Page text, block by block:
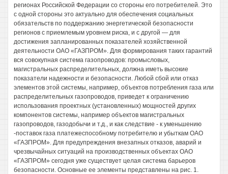
регионах Российской Федерации со стороны его потребителей. Это
с одной стороны это актуально для обеспечения социальных
обязательств по поддержанию энергетической безопасности
регионов с приемлемым уровнем риска, и с другой — для
достижения запланированных показателей хозяйственной
деятельности ОАО «ГАЗПРОМ». Для формирования таких гарантий
вся совокупная система газопроводов: промысловых,
магистральных распределительных, должна иметь высокие
показатели надежности и безопасности. Любой сбой или отказ
элементов этой системы, например, объектов потребления газа или
распределительных газопроводов, приведет к ограничению
использования проектных (установленных) мощностей других
компонентов системы, например объектов магистральных
газопроводов, газодобычи и т.д., и как следствие - к уменьшению
-поставок газа платежеспособному потребителю и убыткам ОАО
«ГАЗПРОМ». Для предупреждения внезапных отказов, аварий и
чрезвычайных ситуаций на производственных объектах ОАО
«ГАЗПРОМ» сегодня уже существует целая система барьеров
безопасности. Основные ее элементы представлены на рис. 1.